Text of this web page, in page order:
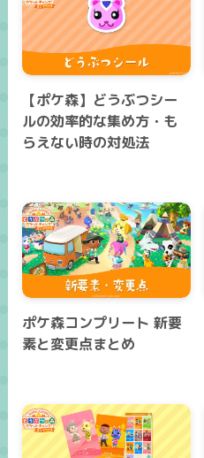
【ポケ森】どうぶつシー
ルの効率的な集め方・も
らえない時の対処法
ポケ森コンプリート 新要
素と変更点まとめ